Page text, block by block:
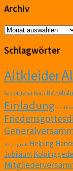
Archiv
Archiv
Schlagwörter
Altkleider
Bastelabend BeLu
Einladung
Heidegruß Helping
Jubiläum